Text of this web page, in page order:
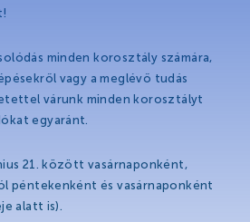
minden korosztály számára,
vagy a meglévő tudás
várunk minden korosztályt
egyaránt.
21. között vasárnaponként,
péntekenként és vasárnaponként
alatt is).